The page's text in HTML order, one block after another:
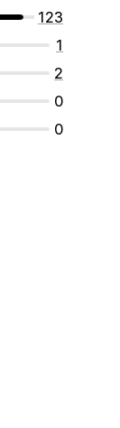
123
1
2
0
0